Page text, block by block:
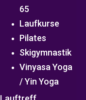
65
Laufkurse
Pilates
Skigymnastik
Vinyasa Yoga
/ Yin Yoga